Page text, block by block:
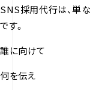
SNS採用代行は、単
です。
誰に向けて
何を伝え